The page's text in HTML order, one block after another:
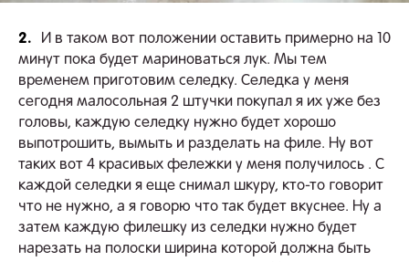
2.
И в таком вот положении оставить примерно на 10
минут пока будет мариноваться лук. Мы тем
временем приготовим селедку. Селедка у меня
сегодня малосольная 2 штучки покупал я их уже без
головы, каждую селедку нужно будет хорошо
выпотрошить, вымыть и разделать на филе. Ну вот
таких вот 4 красивых фележки у меня получилось . С
каждой селедки я еще снимал шкуру, кто-то говорит
что не нужно, а я говорю что так будет вкуснее. Ну а
затем каждую филешку из селедки нужно будет
нарезать на полоски ширина которой должна быть